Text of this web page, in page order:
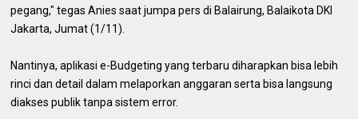
pegang," tegas Anies saat jumpa pers di Balairung, Balaikota DKI
Jakarta, Jumat (1/11).
Nantinya, aplikasi e-Budgeting yang terbaru diharapkan bisa lebih
rinci dan detail dalam melaporkan anggaran serta bisa langsung
diakses publik tanpa sistem error.